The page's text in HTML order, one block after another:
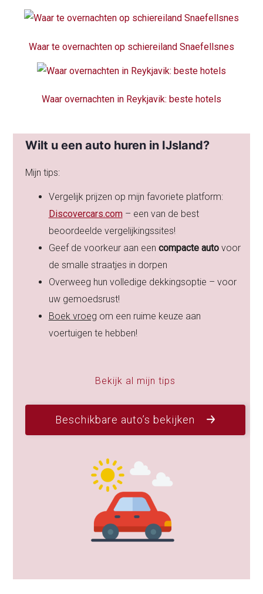
Waar te overnachten op schiereiland Snaefellsnes
Waar overnachten in Reykjavik: beste hotels
Wilt u een auto huren in IJsland?
Mijn tips:
Vergelijk prijzen op mijn favoriete platform:
Discovercars.com – een van de best
beoordeelde vergelijkingssites!
Geef de voorkeur aan een compacte autovoor
de smalle straatjes in dorpen
Overweeg hun volledige dekkingsoptie – voor
uw gemoedsrust!
Boek vroeg om een ruime keuze aan
voertuigen te hebben!
Bekijk al mijn tips
Beschikbare auto’s bekijken